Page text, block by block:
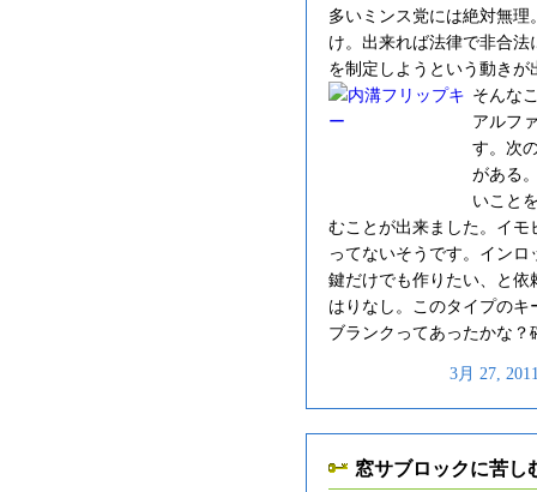
多いミンス党には絶対無
け。出来れば法律で非合
を制定しようという動きが
そんな
アルフ
す。次
がある
いこと
むことが出来ました。イ
ってないそうです。イン
鍵だけでも作りたい、と
はりなし。このタイプの
ブランクってあったかな？
3月 27,
窓サブロックに苦し